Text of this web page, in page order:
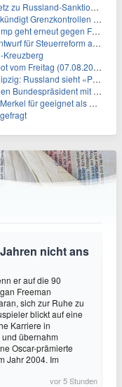
zu Russland-Sanktionen
Grenzkontrollen zu Italien an
gegen Fed-Gouverneurin vor
Steuerreform ab 2027 vor
Kreuzberg
Freitag (07.08.2026)
sieht «Provokation»
mit Politik-Erfahrung
als Bundespräsidentin
nicht ans
er auf die 90
Freeman
sich zur Ruhe zu
blickt auf eine
Karriere in
übernahm
Oscar-prämierte
Jahr 2004. Im
vor 5 Stunden